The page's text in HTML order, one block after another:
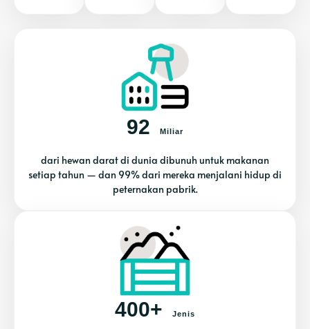
92 Miliar
dari hewan darat di dunia dibunuh untuk makanan
setiap tahun — dan 99% dari mereka menjalani hidup di
peternakan pabrik.
400+ Jenis